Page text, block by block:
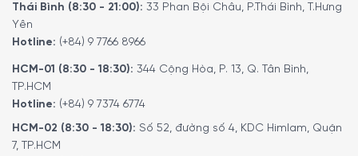
Thái Bình (8:30 - 21:00): 33 Phan Bội Châu, P.Thái Bình, T.Hưng
Yên
Hotline: (+84) 9 7766 8966
HCM-01 (8:30 - 18:30): 344 Cộng Hòa, P. 13, Q. Tân Bình,
TP.HCM
Hotline: (+84) 9 7374 6774
HCM-02 (8:30 - 18:30): Số 52, đường số 4, KDC Himlam, Quận
7, TP.HCM